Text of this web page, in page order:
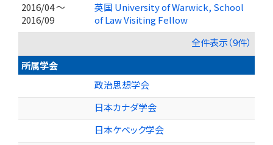
2016/04 ～
2016/09
英国 University of Warwick, School
of Law Visiting Fellow
全件表示（9件）
所属学会
政治思想学会
日本カナダ学会
日本ケベック学会